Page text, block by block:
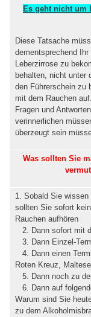
Es geht nicht um
Diese Tatsache
dementsprechend
Leberzirrose zu
behalten, nicht unter
den Führerschein zu
mit dem Rauchen
Fragen und
verinnerlichen
überzeugt sein
Was sollten Sie
1. Sobald Sie
sollten Sie sofort
Rauchen aufhören
2. Dann sofort mit
3. Dann Einzel-
4. Dann einen
Roten Kreuz,
5. Dann noch zu
6. Dann auf
Warum sind Sie
zu dem